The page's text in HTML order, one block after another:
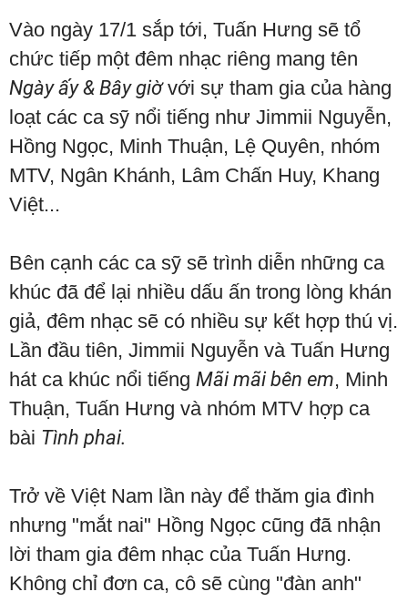
Vào ngày 17/1 sắp tới, Tuấn Hưng sẽ tổ
chức tiếp một đêm nhạc riêng mang tên
Ngày ấy & Bây giờvới sự tham gia của hàng
loạt các ca sỹ nổi tiếng như Jimmii Nguyễn,
Hồng Ngọc, Minh Thuận, Lệ Quyên, nhóm
MTV, Ngân Khánh, Lâm Chấn Huy, Khang
Việt...
Bên cạnh các ca sỹ sẽ trình diễn những ca
khúc đã để lại nhiều dấu ấn trong lòng khán
giả, đêm nhạc sẽ có nhiều sự kết hợp thú vị.
Lần đầu tiên, Jimmii Nguyễn và Tuấn Hưng
hát ca khúc nổi tiếng Mãi mãi bên em, Minh
Thuận, Tuấn Hưng và nhóm MTV hợp ca
bài Tình phai.
Trở về Việt Nam lần này để thăm gia đình
nhưng "mắt nai" Hồng Ngọc cũng đã nhận
lời tham gia đêm nhạc của Tuấn Hưng.
Không chỉ đơn ca, cô sẽ cùng "đàn anh"